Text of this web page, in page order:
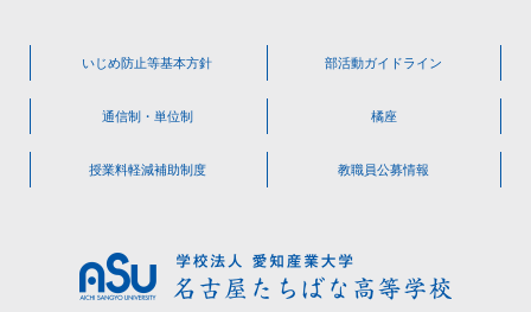
いじめ防止等基本方針 部活動ガイドライン
通信制・単位制 橘座
授業料軽減補助制度 教職員公募情報